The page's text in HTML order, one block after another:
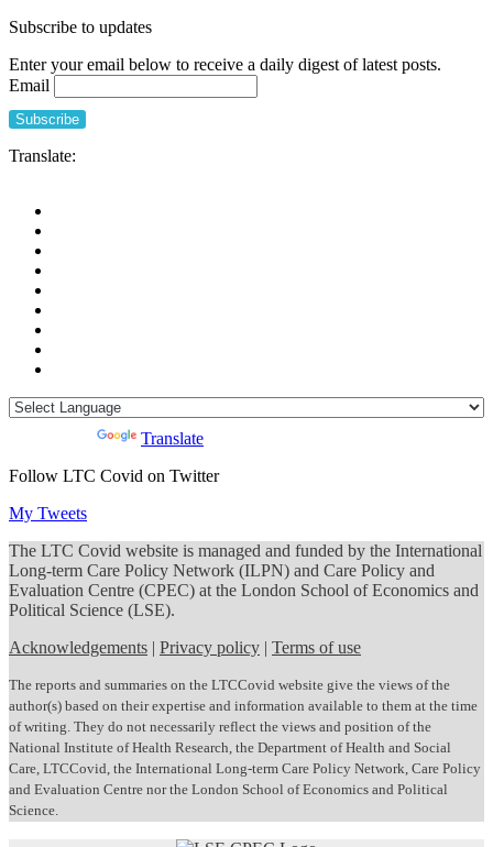
Subscribe to updates
Enter your email below to receive a daily digest of latest posts.
Email
Translate:
Translate
Follow LTC Covid on Twitter
My Tweets
The LTC Covid website is managed and funded by the International
Long-term Care Policy Network (ILPN) and Care Policy and
Evaluation Centre (CPEC) at the London School of Economics and
Political Science (LSE).
Acknowledgements | Privacy policy | Terms of use
The reports and summaries on the LTCCovid website give the views of the
author(s) based on their expertise and information available to them at the time
of writing. They do not necessarily reflect the views and position of the
National Institute of Health Research, the Department of Health and Social
Care, LTCCovid, the International Long-term Care Policy Network, Care Policy
and Evaluation Centre nor the London School of Economics and Political
Science.